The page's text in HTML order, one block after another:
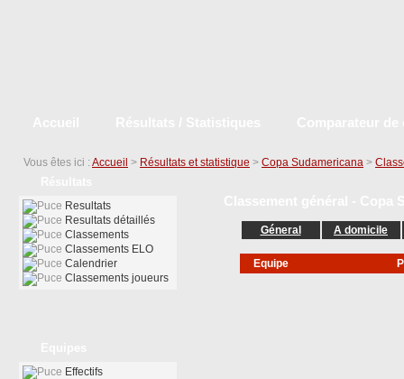
Vous êtes ici : Accueil > Résultats et statistique > Copa Sudamericana >
Géneral A domicile
Equipe
Resultats
Resultats détaillés
Classements
Classements ELO
Calendrier
Classements joueurs
Effectifs